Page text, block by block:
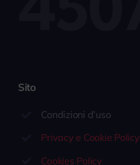
Sito
Condizioni d’uso
Privacy e Cookie Policy
Cookies Policy